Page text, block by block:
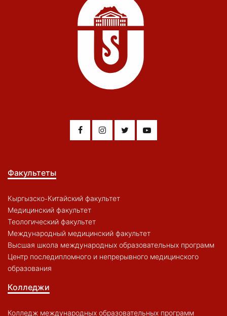
Факультеты
Кыргызско-Китайский факультет
Медицинский факультет
Теологический факультет
Международный медицинский факультет
Высшая школа международных образовательных программ
Центр последипломного и непрерывного медицинского
образования
Колледжи
Колледж международных образовательных программ